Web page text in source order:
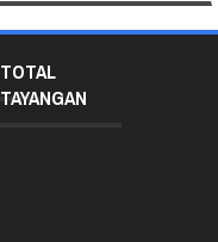
TOTAL
TAYANGAN